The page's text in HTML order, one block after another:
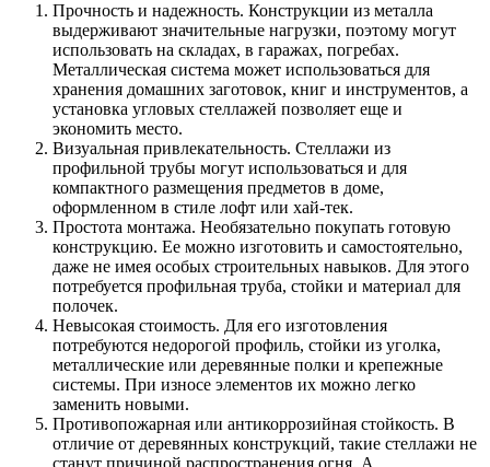
Прочность и надежность. Конструкции из металла
выдерживают значительные нагрузки, поэтому могут
использовать на складах, в гаражах, погребах.
Металлическая система может использоваться для
хранения домашних заготовок, книг и инструментов, а
установка угловых стеллажей позволяет еще и
экономить место.
Визуальная привлекательность. Стеллажи из
профильной трубы могут использоваться и для
компактного размещения предметов в доме,
оформленном в стиле лофт или хай-тек.
Простота монтажа. Необязательно покупать готовую
конструкцию. Ее можно изготовить и самостоятельно,
даже не имея особых строительных навыков. Для этого
потребуется профильная труба, стойки и материал для
полочек.
Невысокая стоимость. Для его изготовления
потребуются недорогой профиль, стойки из уголка,
металлические или деревянные полки и крепежные
системы. При износе элементов их можно легко
заменить новыми.
Противопожарная или антикоррозийная стойкость. В
отличие от деревянных конструкций, такие стеллажи не